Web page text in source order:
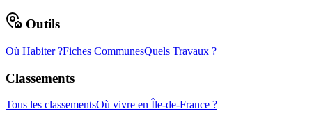
Outils
Où Habiter ?Fiches CommunesQuels Travaux ?
Classements
Tous les classementsOù vivre en Île-de-France ?